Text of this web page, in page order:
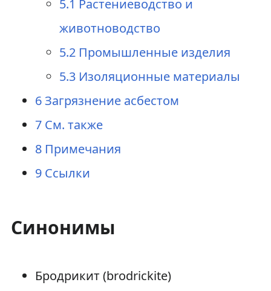
5.1 Растениеводство и
животноводство
5.2 Промышленные изделия
5.3 Изоляционные материалы
6Загрязнение асбестом
7 См. также
8 Примечания
9 Ссылки
Синонимы
Бродрикит (brodrickite)